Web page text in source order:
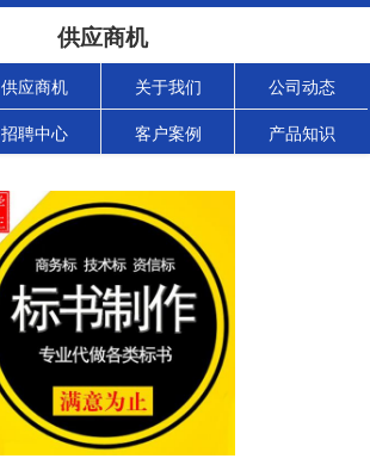
供应商机
供应商机 关于我们 公司动态
招聘中心 客户案例 产品知识